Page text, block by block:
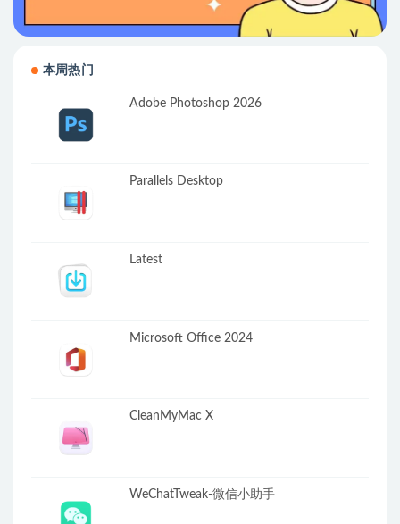
本周热门
Adobe Photoshop 2026
Parallels Desktop
Latest
Microsoft Office 2024
CleanMyMac X
WeChatTweak-微信小助手